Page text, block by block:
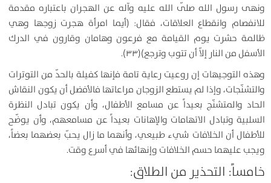
ونهى رسول الله صلّى الله عليه وآله عن الهجران باعتباره مقدمة
للانفصام وانقطاع العلاقات، فقال: (أيما امرأة هجرت زوجها وهي
ظالمة حشرت يوم القيامة مع فرعون وهامان وقارون في الدرك
الأسفل من النار إلاّ أن تتوب وترجع)(۳۳).
وهذه التوجيهات إن روعيت رعاية تامة فإنها كفيلة بالحدّ من التوترات
والتشنّجات، وإذا لم يستطع الزوجان مراعاتها فالأفضل أن يكون النقاش
الحاد والمتشنّج بعيداً عن مسامع الأطفال، وأن يكون تبادل النظرة
السلبية وتبادل الاتهامات والإهانات بعيداً عن مسامعهم، وأن يوضّح
للأطفال أن الخلافات شيء طبيعي، وأنهما ما زال يحبّ بعضهما بعضاً،
ويجب عليهما حسم الخلافات وإنهائها في أسرع وقت.
خامساً: التحذير من الطلاق: